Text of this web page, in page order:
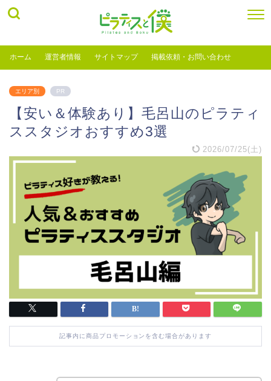
ホーム 運営者情報 サイトマップ 掲載依頼・お問い合わせ
エリア別 PR
【安い＆体験あり】毛呂山のピラティ
ススタジオおすすめ3選
2026/07/25(土)
記事内に商品プロモーションを含む場合があります